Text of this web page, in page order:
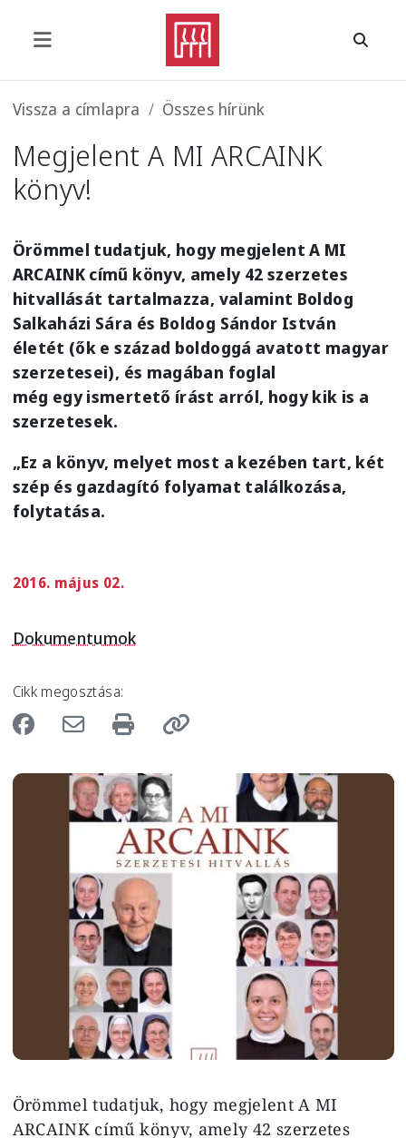
Morzsa
Vissza a címlapra Összes hírünk
Megjelent A MI ARCAINK
könyv!
Örömmel tudatjuk, hogy megjelent A MI
ARCAINK című könyv, amely 42 szerzetes
hitvallását tartalmazza, valamint Boldog
Salkaházi Sára és Boldog Sándor István
életét (ők e század boldoggá avatott magyar
szerzetesei), és magában foglal
még egy ismertető írást arról, hogy kik is a
szerzetesek.
„Ez a könyv, melyet most a kezében tart, két
szép és gazdagító folyamat találkozása,
folytatása.
2016. május 02.
Dokumentumok
Cikk megosztása:
Image
Örömmel tudatjuk, hogy megjelent A MI
ARCAINK című könyv, amely 42 szerzetes